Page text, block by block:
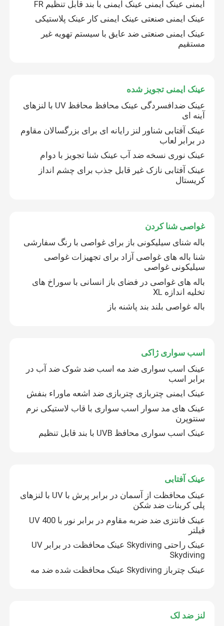
اسکی اسکی اسلحه
ماسک Snorkel غواصی
عینک نظامی تاکتیکی
مسابقات رانندگی موتو کروز
عینک آفتابی ورزشی قطبشده
عینک ایمنی تجویز شده
غواصی شنا کردن
اسب سواری ژاکی
لنز ضد لک
عینک ضد غواصی ضد مه
لوازم شنا شنا
ایمنی عینک ایمنی عینک ایمنی با بند قابل تنظیم FR
عینک ایمنی صنعتی عینک ایمنی کار عینک پلاستیکی
عینک ایمنی صنعتی ضد عایق با سیستم تهویه غیر
مستقیم
عینک ایمنی تجویز شده
عینک ضدافسردگی عینک محافظ محافظ UV با لنزهای
آینه ای
عینک آفتابی شناور لنز رایانه ای برای بزرگسالان مقاوم
در برابر لعاب
عینک نوری نسخه ضد آب عینک شنا تجویز با دوام
عینک آفتابی نازک غیر قابل جذب برای چشم انداز
کریستال
غواصی شنا کردن
باله شنای سیلیکونی باز برای غواصی با رنگ سفارشی
شنا باله های غواصی آزاد برای تجهیزات غواصی
سیلیکونی غواصی
باله های غواصی در فضای باز انسانی با سوراخ های
تخلیه اندازه XL
باله غواصی بلند بند پاشنه باز
اسب سواری ژاکی
عینک اسب سواری ضد مه اسب ضد شوک ضد آب در
برابر اسب
عینک ایمنی چتربازی چتربازی ضد اشعه ماوراء بنفش
عینک های مد سوار اسب سواری با قاب لاستیکی نرم
سنتوپرن
عینک اسب سواری محافظ UVB با بند قابل تنظیم
عینک آفتابی
عینک محافظت از آسمان در برابر پرش با UV با لنزهای
پلی کربنات ضد شکن
عینک فانتزی ضد ضربه مقاوم در برابر نور با UV 400
فیلتر
عینک راحتی Skydiving عینک محافظت در برابر UV
Skydiving
عینک چترباز Skydiving عینک محافظت شده ضد مه
لنز ضد لک